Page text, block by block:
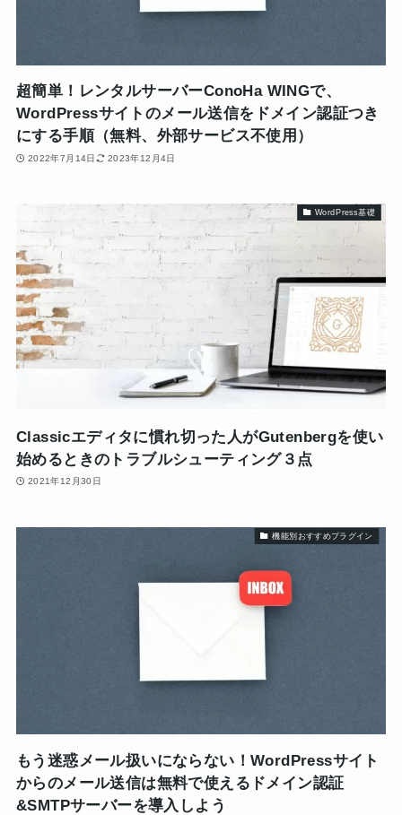
超簡単！レンタルサーバーConoHa WINGで、
WordPressサイトのメール送信をドメイン認証つき
にする手順（無料、外部サービス不使用）
2022年7月14日 2023年12月4日
WordPress基礎
Classicエディタに慣れ切った人がGutenbergを使い
始めるときのトラブルシューティング３点
2021年12月30日
機能別おすすめプラグイン
もう迷惑メール扱いにならない！WordPressサイト
からのメール送信は無料で使えるドメイン認証
&SMTPサーバーを導入しよう